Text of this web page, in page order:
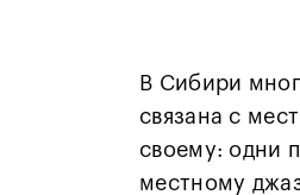
В Сибири
связана с
своему: одни
местному